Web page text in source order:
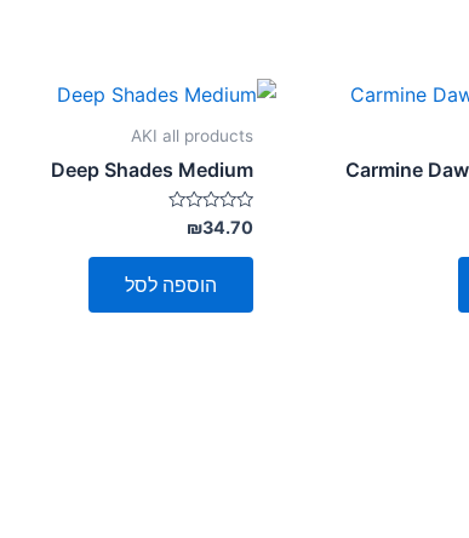
Carmine
AKI all products
Deep Shades Medium
דורג
0
מתוך
₪34.70
הוספה לסל